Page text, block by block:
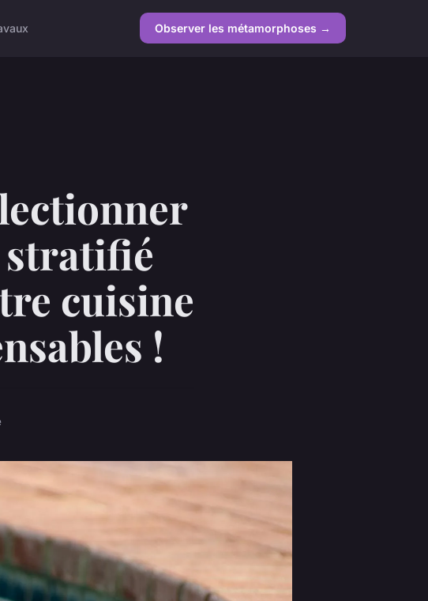
Observer les métamorphoses →
cuisine
!